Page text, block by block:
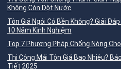
Không Còn Dột Nước
Tôn Giả Ngói Có Bền Không? Giải
10 Năm Kinh Nghiệm
Top 7 Phương Pháp Chống Nóng
Thi Công Mái Tôn Giá Bao Nhiêu?
Tiết 2025